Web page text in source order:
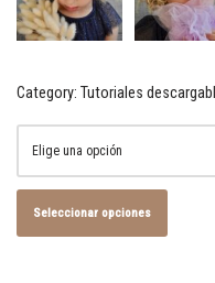
Category: Tutoriales
Seleccionar opciones